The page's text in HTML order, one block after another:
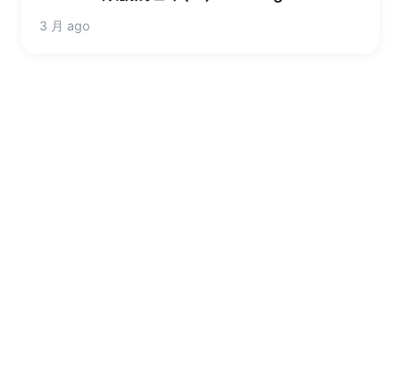
3 月 ago